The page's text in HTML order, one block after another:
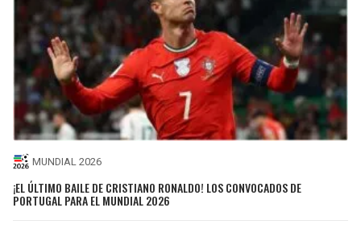
MUNDIAL 2026
¡EL ÚLTIMO BAILE DE CRISTIANO RONALDO! LOS CONVOCADOS DE
PORTUGAL PARA EL MUNDIAL 2026